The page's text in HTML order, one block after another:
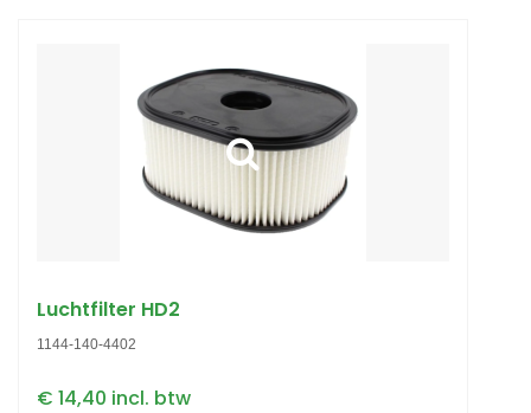
Luchtfilter HD2
1144-140-4402
€ 14,40 incl. btw